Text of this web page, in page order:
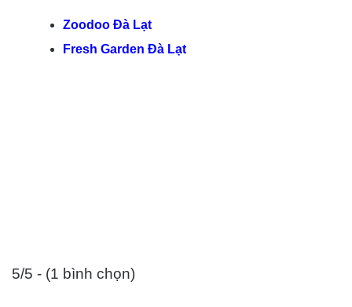
Zoodoo Đà Lạt
Fresh Garden Đà Lạt
5/5 - (1 bình chọn)